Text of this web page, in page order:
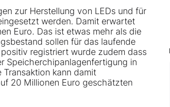
zur Herstellung von LEDs und für
werden. Damit erwartet
Euro. Das ist etwas mehr als die
sollen für das laufende
registriert wurde zudem dass
Speicherchipanlagenfertigung in
kann damit
20 Millionen Euro geschätzten